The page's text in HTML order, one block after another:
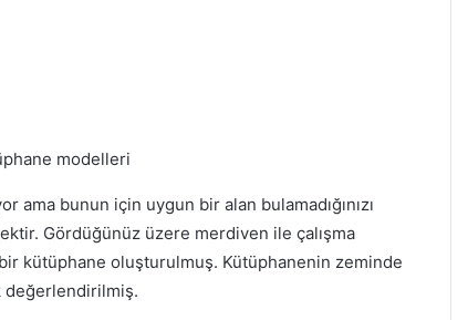
ama bunun için uygun bir alan bulamadığınızı
Gördüğünüz üzere merdiven ile çalışma
bir kütüphane oluşturulmuş. Kütüphanenin zeminde
değerlendirilmiş.